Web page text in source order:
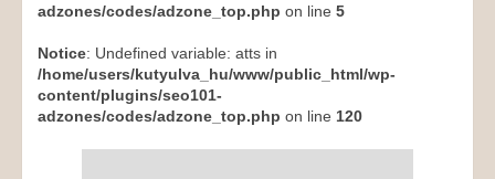
adzones/codes/adzone_top.php on line 5
Notice: Undefined variable: atts in
/home/users/kutyulva_hu/www/public_html/wp-
content/plugins/seo101-
adzones/codes/adzone_top.php on line 120